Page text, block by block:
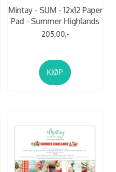
Mintay - SUM - 12x12 Paper
Pad - Summer Highlands
205,00,-
KJØP